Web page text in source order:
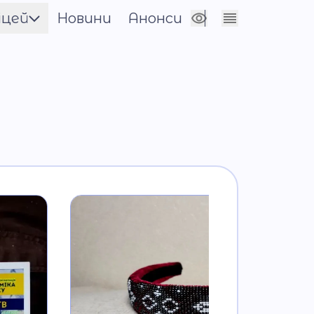
Сховати налаштування
Новини Анонси